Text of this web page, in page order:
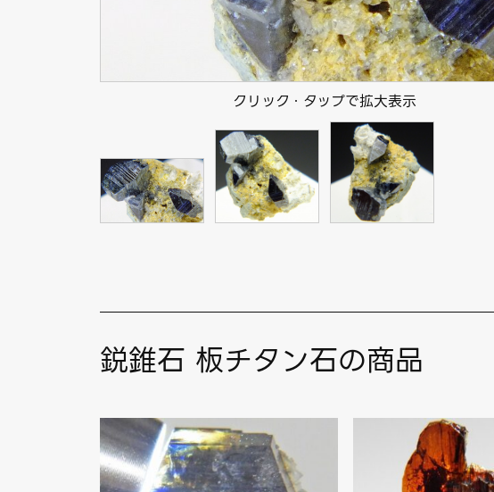
クリック・タップで拡大表示
鋭錐石 板チタン石の商品